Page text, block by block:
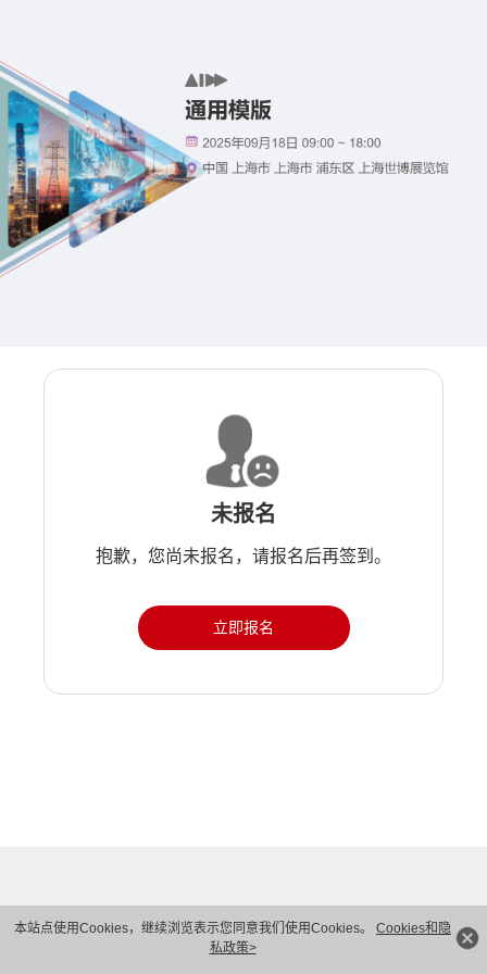
本站点使用Cookies，继续浏览表示您同意我们使用Cookies。 Cookies和隐
私政策>
未报名
抱歉，您尚未报名，请报名后再签到。
立即报名